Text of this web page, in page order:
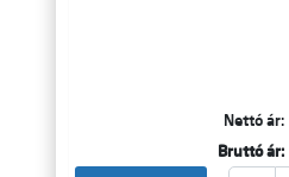
Nettó ár:
Bruttó ár: